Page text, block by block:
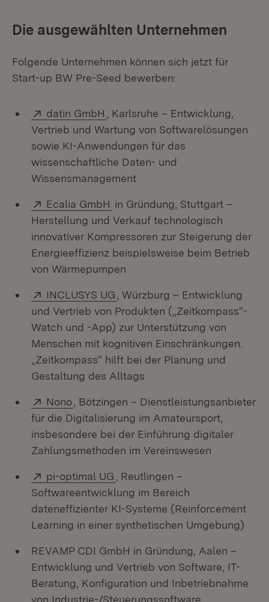
Die ausgewählten Unternehmen
Folgende Unternehmen können sich jetzt für
Start-up BW Pre-Seed bewerben:
Extern:
datin GmbH (Öffnet in neuem Fenster)
, Karlsruhe – Entwicklung,
Vertrieb und Wartung von Softwarelösungen
sowie KI-Anwendungen für das
wissenschaftliche Daten- und
Wissensmanagement
Extern:
Ecalia GmbH (Öffnet in neuem Fenster)
in Gründung, Stuttgart –
Herstellung und Verkauf technologisch
innovativer Kompressoren zur Steigerung der
Energieeffizienz beispielsweise beim Betrieb
von Wärmepumpen
Extern:
INCLUSYS UG (Öffnet in neuem Fenster)
, Würzburg – Entwicklung
und Vertrieb von Produkten („Zeitkompass“-
Watch und -App) zur Unterstützung von
Menschen mit kognitiven Einschränkungen.
„Zeitkompass“ hilft bei der Planung und
Gestaltung des Alltags
Extern:
Nono (Öffnet in neuem Fenster)
, Bötzingen – Dienstleistungsanbieter
für die Digitalisierung im Amateursport,
insbesondere bei der Einführung digitaler
Zahlungsmethoden im Vereinswesen
Extern:
pi-optimal UG (Öffnet in neuem Fenster)
, Reutlingen –
Softwareentwicklung im Bereich
dateneffizienter KI-Systeme (Reinforcement
Learning in einer synthetischen Umgebung)
REVAMP CDI GmbH in Gründung, Aalen –
Entwicklung und Vertrieb von Software, IT-
Beratung, Konfiguration und Inbetriebnahme
von Industrie-/Steuerungssoftware